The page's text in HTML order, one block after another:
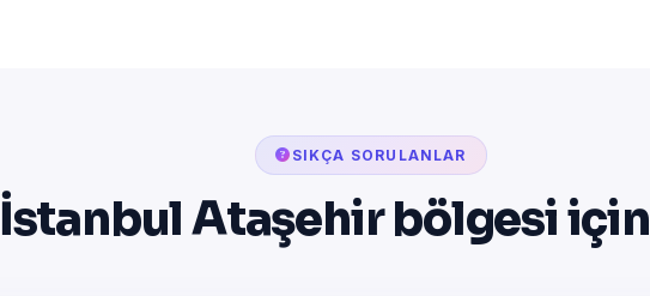
SIKÇA SORULANLAR
İstanbul Ataşehir bölgesi için